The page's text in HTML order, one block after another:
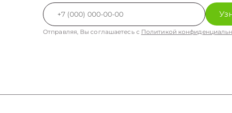
Отправляя, Вы соглашаетесь с Политикой